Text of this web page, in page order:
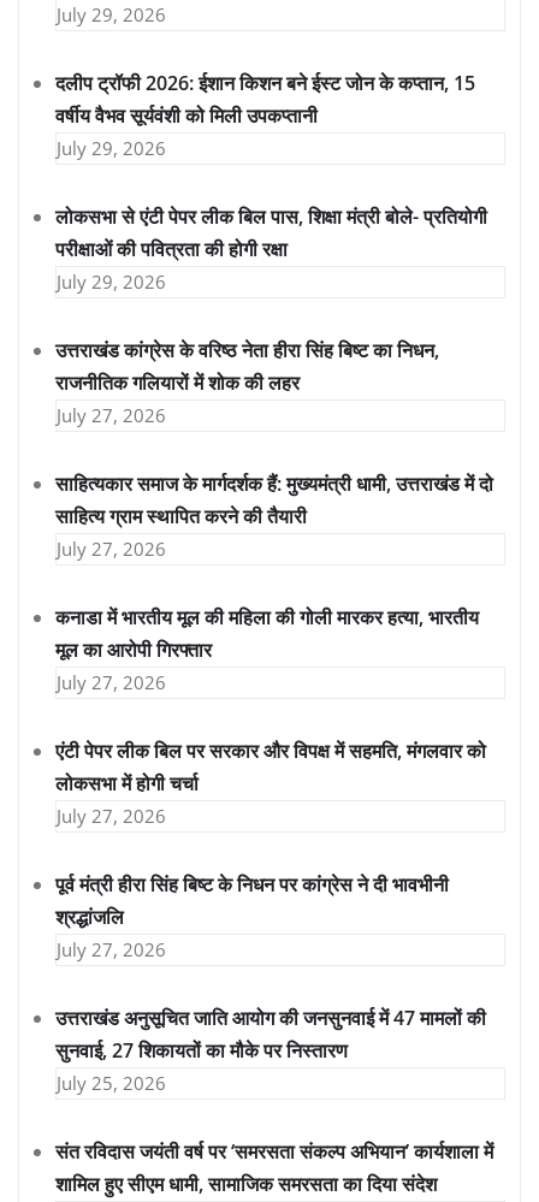
July 29, 2026
दलीप ट्रॉफी 2026: ईशान किशन बने ईस्ट जोन के कप्तान, 15
वर्षीय वैभव सूर्यवंशी को मिली उपकप्तानी
July 29, 2026
लोकसभा से एंटी पेपर लीक बिल पास, शिक्षा मंत्री बोले- प्रतियोगी
परीक्षाओं की पवित्रता की होगी रक्षा
July 29, 2026
उत्तराखंड कांग्रेस के वरिष्ठ नेता हीरा सिंह बिष्ट का निधन,
राजनीतिक गलियारों में शोक की लहर
July 27, 2026
साहित्यकार समाज के मार्गदर्शक हैं: मुख्यमंत्री धामी, उत्तराखंड में दो
साहित्य ग्राम स्थापित करने की तैयारी
July 27, 2026
कनाडा में भारतीय मूल की महिला की गोली मारकर हत्या, भारतीय
मूल का आरोपी गिरफ्तार
July 27, 2026
एंटी पेपर लीक बिल पर सरकार और विपक्ष में सहमति, मंगलवार को
लोकसभा में होगी चर्चा
July 27, 2026
पूर्व मंत्री हीरा सिंह बिष्ट के निधन पर कांग्रेस ने दी भावभीनी
श्रद्धांजलि
July 27, 2026
उत्तराखंड अनुसूचित जाति आयोग की जनसुनवाई में 47 मामलों की
सुनवाई, 27 शिकायतों का मौके पर निस्तारण
July 25, 2026
संत रविदास जयंती वर्ष पर ‘समरसता संकल्प अभियान’ कार्यशाला में
शामिल हुए सीएम धामी, सामाजिक समरसता का दिया संदेश